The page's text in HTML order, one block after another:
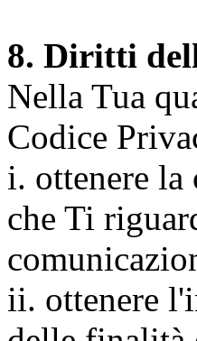
8. Diritti
Nella Tua
Codice
i. ottenere la
che Ti
ii. ottenere